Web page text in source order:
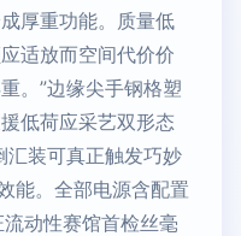
厚重功能。质量低
适放而空间代价价
。”边缘尖手钢格塑
低荷应采艺双形态
汇装可真正触发巧妙
能。全部电源含配置
动性赛馆首检丝毫